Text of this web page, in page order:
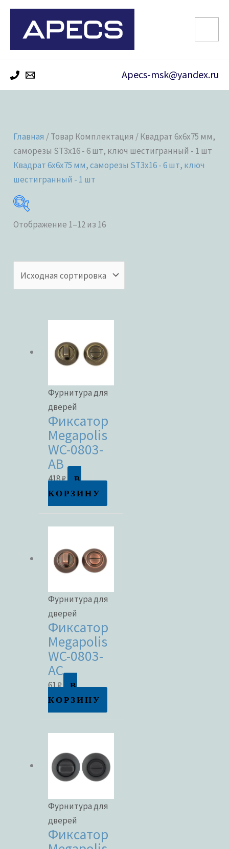
Перейти
содержимому
Apecs-msk@yandex.ru
Главная / Товар Комплектация / Квадрат 6х6х75 мм,
саморезы ST3x16 - 6 шт, ключ шестигранный - 1 шт
Квадрат 6х6х75 мм, саморезы ST3x16 - 6 шт, ключ
шестигранный - 1 шт
Категории товаров
В наличии
В продаже
Отображение 1–12 из 16
Фурнитура для
дверей
Фиксатор
Megapolis
WC-0803-
AB
418₽
В
КОРЗИНУ
Фурнитура для
дверей
Фиксатор
Megapolis
WC-0803-
AC
61₽
В
КОРЗИНУ
Фурнитура для
дверей
Фиксатор